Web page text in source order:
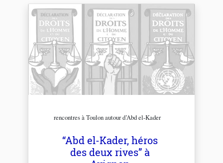
rencontres à Toulon autour d’Abd el-Kader
“Abd el-Kader, héros
des deux rives” à